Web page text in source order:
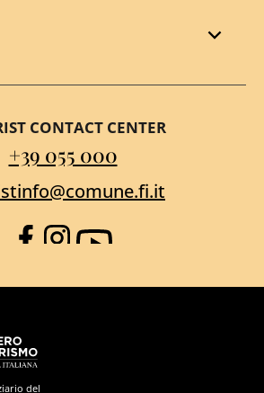
CONTACT CENTER
+39 055 000
Facebook
Instagram
YouTube
del